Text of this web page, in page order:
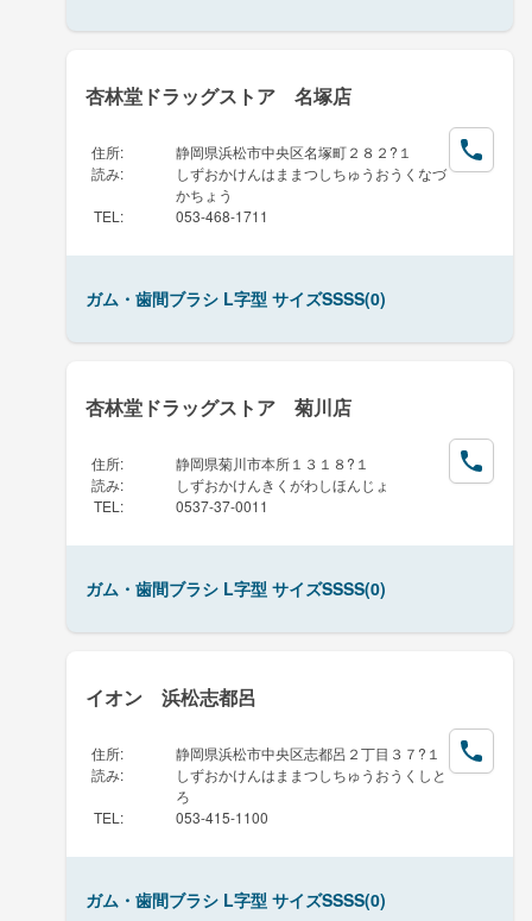
杏林堂ドラッグストア 名塚店
住所:
静岡県浜松市中央区名塚町２８２?１
読み:
しずおかけんはままつしちゅうおうくなづ
かちょう
TEL : 053-468-1711
ガム・歯間ブラシ L字型 サイズSSSS(0)
杏林堂ドラッグストア 菊川店
住所:
静岡県菊川市本所１３１８?１
読み:
しずおかけんきくがわしほんじょ
TEL : 0537-37-0011
ガム・歯間ブラシ L字型 サイズSSSS(0)
イオン 浜松志都呂
住所:
静岡県浜松市中央区志都呂２丁目３７?１
読み:
しずおかけんはままつしちゅうおうくしと
ろ
TEL : 053-415-1100
ガム・歯間ブラシ L字型 サイズSSSS(0)